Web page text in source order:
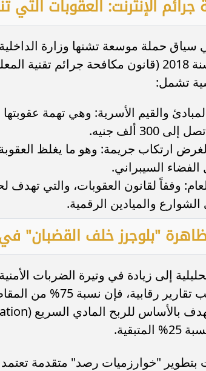
الإنترنت: العقوبات
سياق حملة موسعة تشنها وزارة
القانون رقم 175 لسنة 2018 (قانون مكافحة
تشمل:
ألف جنيه.
ارتكاب جريمة: وهو ما يغلظ العقوبة
السيبراني.
وفقاً لقانون العقوبات، والتي تهدف
والميادين الرقمية.
"بلوجرز خلف القضبان" في
إلى زيادة في وتيرة الضربات
العام الحالي. وبحسب
بتطوير "خوارزميات رصد" متقدمة